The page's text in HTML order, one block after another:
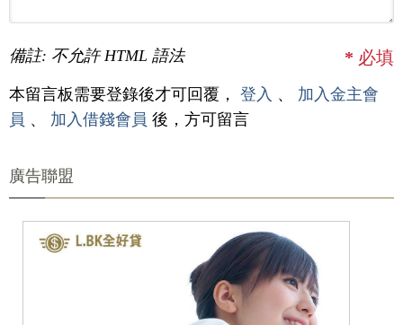
備註: 不允許 HTML 語法 * 必填
本留言板需要登錄後才可回覆， 登入 、 加入金主會
員 、 加入借錢會員 後，方可留言
廣告聯盟